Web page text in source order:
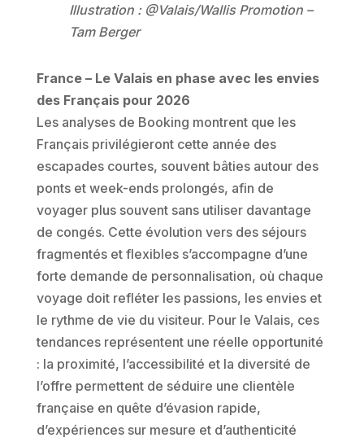
Illustration : @Valais/Wallis Promotion –
Tam Berger
France – Le Valais en phase avec les envies
des Français pour 2026
Les analyses de Booking montrent que les
Français privilégieront cette année des
escapades courtes, souvent bâties autour des
ponts et week-ends prolongés, afin de
voyager plus souvent sans utiliser davantage
de congés. Cette évolution vers des séjours
fragmentés et flexibles s’accompagne d’une
forte demande de personnalisation, où chaque
voyage doit refléter les passions, les envies et
le rythme de vie du visiteur. Pour le Valais, ces
tendances représentent une réelle opportunité
: la proximité, l’accessibilité et la diversité de
l’offre permettent de séduire une clientèle
française en quête d’évasion rapide,
d’expériences sur mesure et d’authenticité